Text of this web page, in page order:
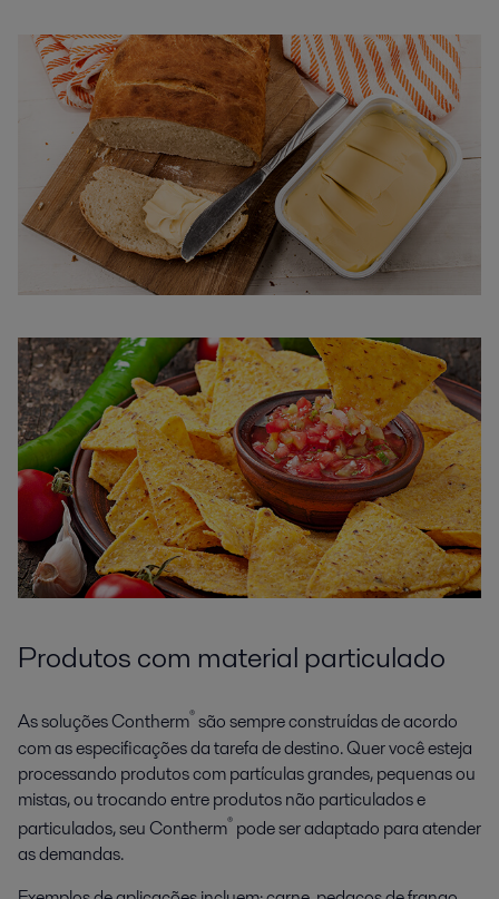
Produtos com material particulado
As soluções Contherm®são sempre construídas de acordo
com as especificações da tarefa de destino. Quer você esteja
processando produtos com partículas grandes, pequenas ou
mistas, ou trocando entre produtos não particulados e
particulados, seu Contherm® pode ser adaptado para atender
as demandas.